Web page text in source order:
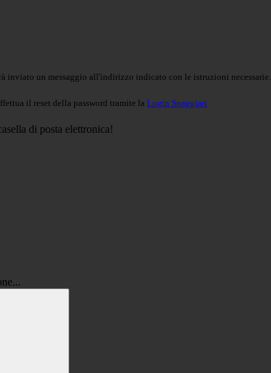
inviato un messaggio all'indirizzo indicato con le istruzioni necessarie.
il reset della password tramite la Login Spaggiari
di posta elettronica!